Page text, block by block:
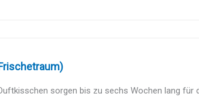
sorgen bis zu sechs Wochen lang für